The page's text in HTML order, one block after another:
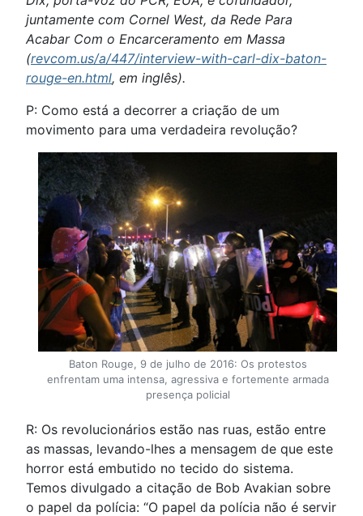
juntamente com Cornel West, da Rede Para
Acabar Com o Encarceramento em Massa
(revcom.us/a/447/interview-with-carl-dix-baton-
rouge-en.html, em inglês).
P: Como está a decorrer a criação de um
movimento para uma verdadeira revolução?
Baton Rouge, 9 de julho de 2016: Os protestos
enfrentam uma intensa, agressiva e fortemente armada
presença policial
R: Os revolucionários estão nas ruas, estão entre
as massas, levando-lhes a mensagem de que este
horror está embutido no tecido do sistema.
Temos divulgado a citação de Bob Avakian sobre
o papel da polícia: “O papel da polícia não é servir